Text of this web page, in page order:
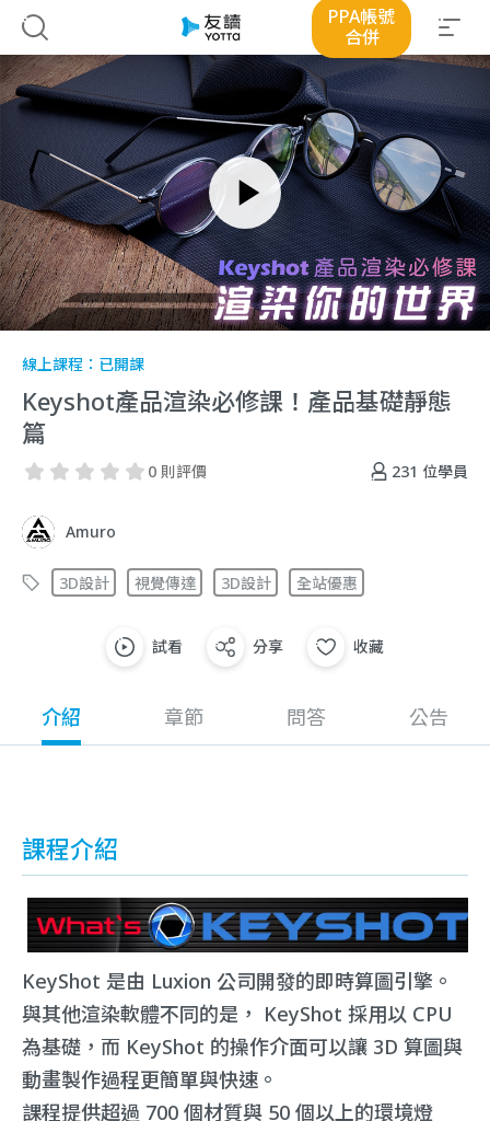
PPA帳號
合併
線上課程： 已開課
Keyshot產品渲染必修課！產品基礎靜態
篇
231 位學員
0 則評價
Amuro
3D設計 視覺傳達 3D設計 全站優惠
試看 分享 收藏
介紹 章節 問答 公告
課程介紹
KeyShot 是由 Luxion 公司開發的即時算圖引擎。
與其他渲染軟體不同的是， KeyShot 採用以 CPU
為基礎，而 KeyShot 的操作介面可以讓 3D 算圖與
動畫製作過程更簡單與快速。
課程提供超過 700 個材質與 50 個以上的環境燈